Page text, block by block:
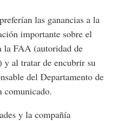
las ganancias a la
importante sobre el
la FAA (autoridad de
y al tratar de encubrir su
del Departamento de
comunicado.
y la compañía